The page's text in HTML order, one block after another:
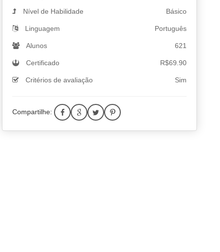
Nível de Habilidade Básico
Linguagem Português
Alunos 621
Certificado R$69.90
Critérios de avaliação Sim
Compartilhe: